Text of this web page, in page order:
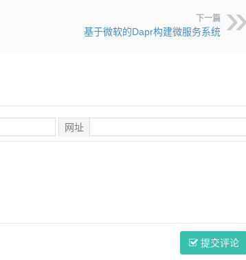
下一篇
基于微软的Dapr构建微服务系统
网址
提交评论